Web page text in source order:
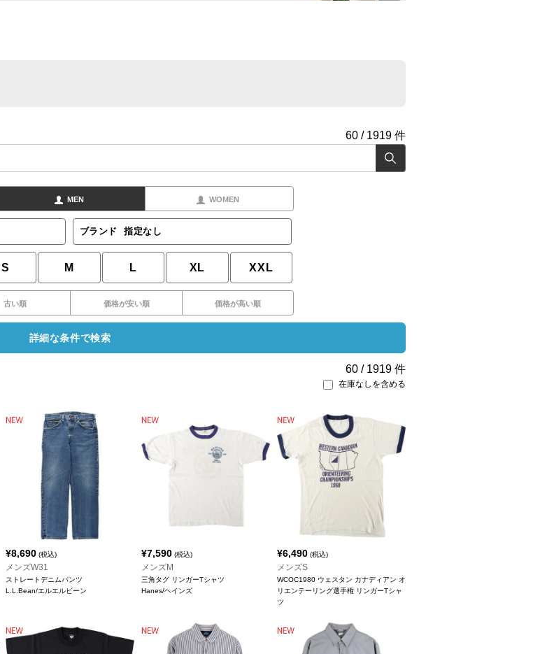
60 / 1919 件
MEN WOMEN
ブランド 指定なし
S M L XL XXL
古い順 価格が安い順 価格が高い順
詳細な条件で検索
60 / 1919 件
在庫なしを含める
¥8,690 (税込)
メンズW31
ストレートデニムパンツ
L.L.Bean/エルエルビーン
¥7,590 (税込)
メンズM
三角タグ リンガーTシャツ
Hanes/ヘインズ
¥6,490 (税込)
メンズS
WCOC1980 ウェスタン カナディアン オ
リエンテーリング選手権 リンガーTシャ
ツ